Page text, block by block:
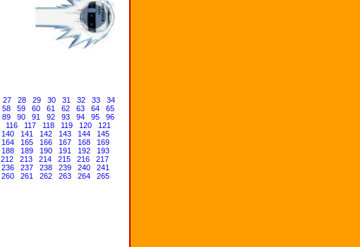
27 28 29 30 31 32 33
34
58 59 60 61 62 63 64
65
89 90 91 92 93 94 95
96
116 117 118 119 120
121
140 141 142 143 144
145
164 165 166 167 168
169
188 189 190 191 192
193
212 213 214 215 216
217
236 237 238 239 240
241
260 261 262 263 264
265